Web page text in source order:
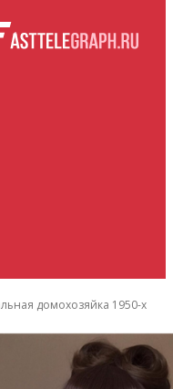
домохозяйка 1950-х